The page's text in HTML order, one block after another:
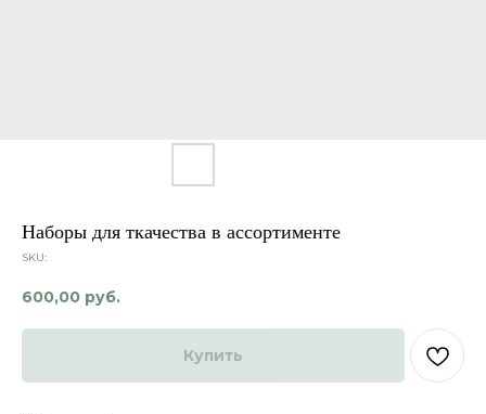
Наборы для ткачества в ассортименте
SKU:
600,00 руб.
Купить